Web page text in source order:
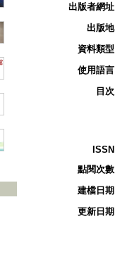
出版者網址
出版地
資料類型
使用語言
目次
ISSN
點閱次數
建檔日期
更新日期